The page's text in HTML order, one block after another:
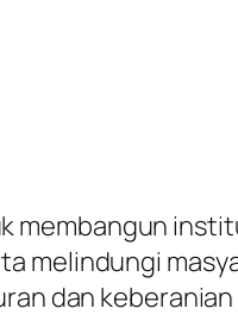
membangun
melindungi
dan